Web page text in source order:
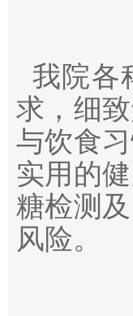
我院各
求，细
与饮食
实用的
糖检测
风险。